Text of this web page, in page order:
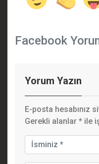
Facebook
Yorum Yazın
E-posta hesabınız
Gerekli alanlar * ile